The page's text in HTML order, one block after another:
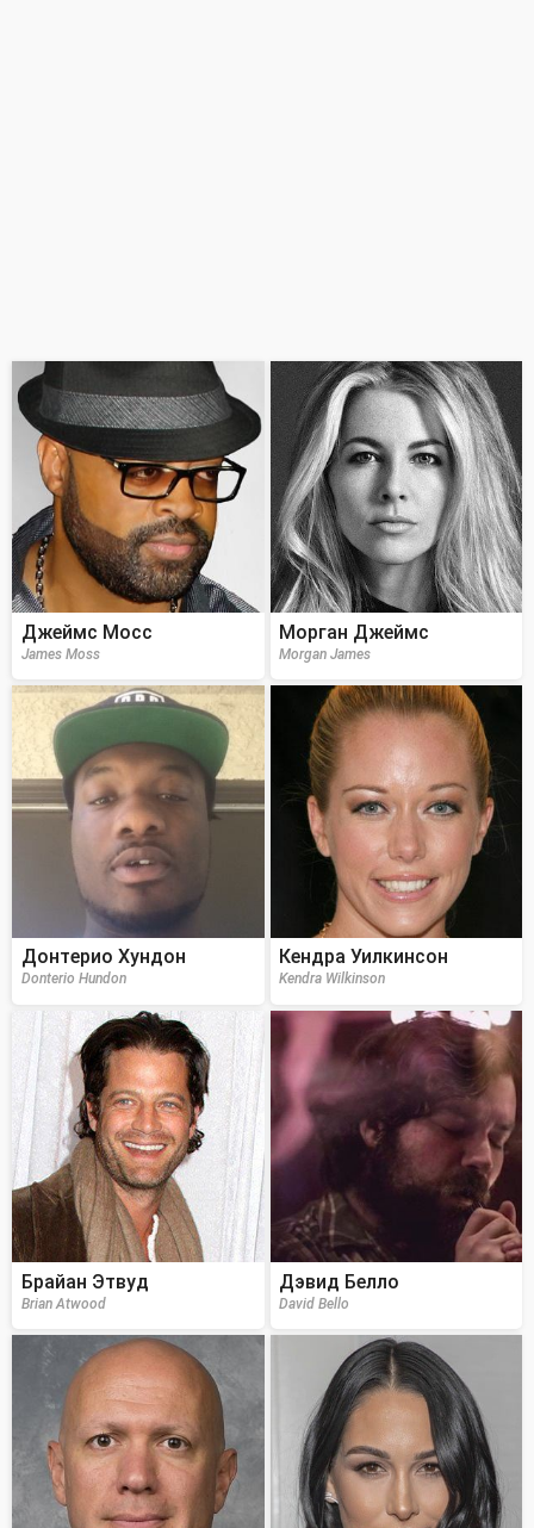
Джеймс Мосс
James Moss
Морган Джеймс
Morgan James
Донтерио Хундон
Donterio Hundon
Кендра Уилкинсон
Kendra Wilkinson
Брайан Этвуд
Brian Atwood
Дэвид Белло
David Bello